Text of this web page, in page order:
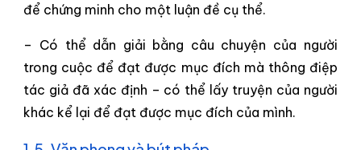
để chứng minh cho một luận đề cụ thể.
– Có thể dẫn giải bằng câu chuyện của người
trong cuộc để đạt được mục đích mà thông điệp
tác giả đã xác định – có thể lấy truyện của người
khác kể lại để đạt được mục đích của mình.